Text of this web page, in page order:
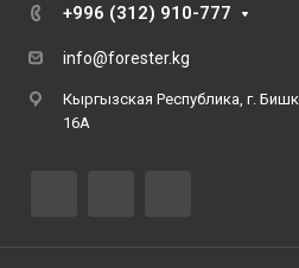
+996 (312) 910-777
info@forester.kg
Кыргызская Республика, г.
16А